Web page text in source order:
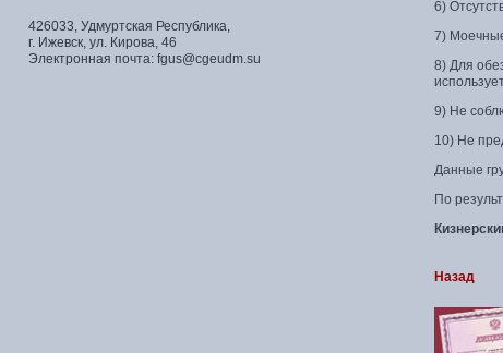
426033, Удмуртская Республика,
г. Ижевск, ул. Кирова, 46
Электронная почта: fgus@cgeudm.su
6)
7)
8) Для
9) Не
10) Не
Данные
По
Назад